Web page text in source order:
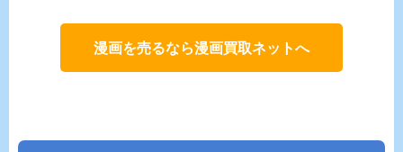
漫画を売るなら漫画買取ネットへ